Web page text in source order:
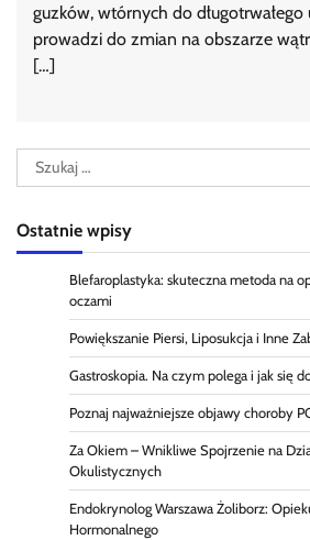
guzków, wtórnych do
prowadzi do zmian na obszarze
[…]
Szukaj:
Ostatnie wpisy
Blefaroplastyka: skuteczna metoda na
oczami
Powiększanie Piersi, Liposukcja i Inne
Gastroskopia. Na czym polega i jak się
Poznaj najważniejsze objawy choroby
Za Okiem – Wnikliwe Spojrzenie na
Okulistycznych
Endokrynolog Warszawa Żoliborz:
Hormonalnego